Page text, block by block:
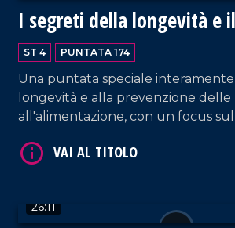
I segreti della longevità e
Calabria
ST 4 PUNTATA 174
Una puntata speciale
longevità e alla prevenzione
all'alimentazione, con un focus
dialogo a più voci con il professor
nostra Regione.
26:11
VAI AL TITOLO